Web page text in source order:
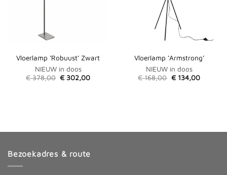
Vloerlamp ‘Robuust’ Zwart
NIEUW in doos
€378,00 Oorspronkelijke
€ 302,00Huidige
Vloerlamp ‘Armstrong’
NIEUW in doos
€168,00 Oorspronkelijke
€134,00Huidige
Bezoekadres & route